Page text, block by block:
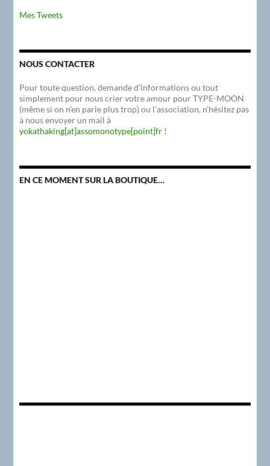
Mes Tweets
NOUS CONTACTER
Pour toute question, demande d’informations ou tout
simplement pour nous crier votre amour pour TYPE-MOON
(même si on n’en parle plus trop) ou l’association, n’hésitez pas
à nous envoyer un mail à
yokathaking[at]assomonotype[point]fr !
EN CE MOMENT SUR LA BOUTIQUE…